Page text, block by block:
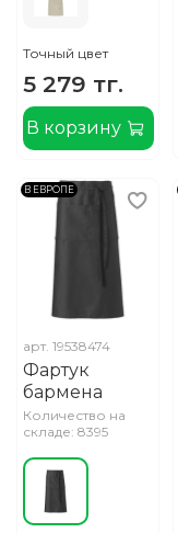
Точный цвет
5 279 тг.
В корзину
В ЕВРОПЕ
арт. 19538474
Фартук
бармена
Количество на
складе: 8395